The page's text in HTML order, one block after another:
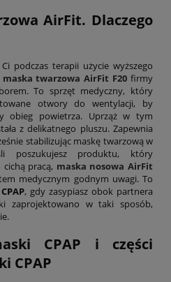
AirFit. Dlaczego
podczas terapii użycie wyższego
maska twarzowa AirFit F20 firmy
To sprzęt medyczny, który
otwory do wentylacji, by
obieg powietrza. Uprząż w tym
z delikatnego pluszu. Zapewnia
stabilizując maskę twarzową w
poszukujesz produktu, który
pracą, maska nosowa AirFit
medycznym godnym uwagi. To
, gdy zasypiasz obok partnera
zaprojektowano w taki sposób,
CPAP i części
CPAP